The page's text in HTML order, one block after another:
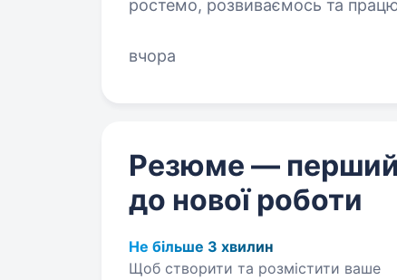
ростемо, розвиваємось та
вчора
Резюме —
до нової роботи
Не більше 3 хвилин
Щоб створити та розмістити ваше